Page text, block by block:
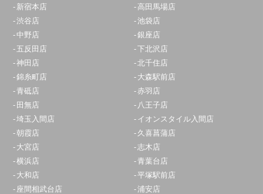
新宿本店
高田馬場店
渋谷店
池袋店
中野店
銀座店
五反田店
下北沢店
神田店
北千住店
錦糸町店
大森駅前店
青砥店
赤羽店
田無店
八王子店
埼玉入間店
イオンスタイル入間店
朝霞店
久喜菖蒲店
大宮店
志木店
横浜店
青葉台店
大和店
平塚駅前店
座間相武台店
浦安店